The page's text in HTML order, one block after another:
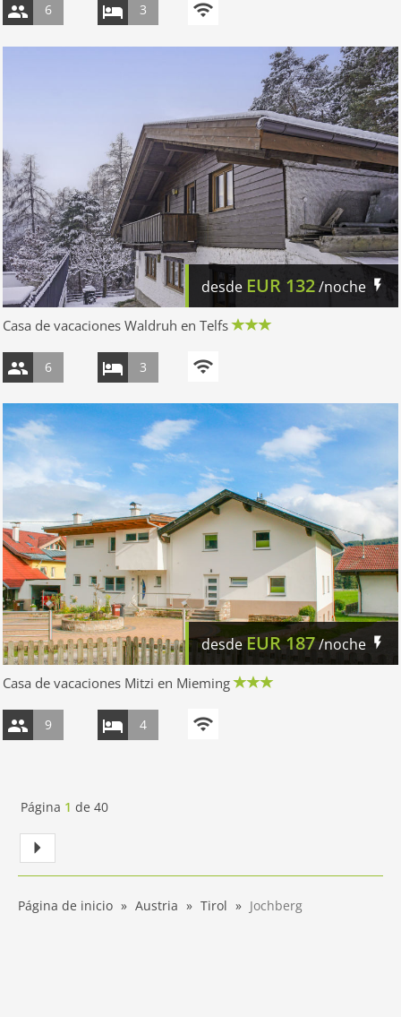
6 3
desde EUR 132/noche
Casa de vacaciones Waldruh en Telfs
6 3
desdeEUR187/noche
Casa de vacaciones Mitzi en Mieming
9 4
Página 1 de 40
Página de inicio Austria Tirol Jochberg